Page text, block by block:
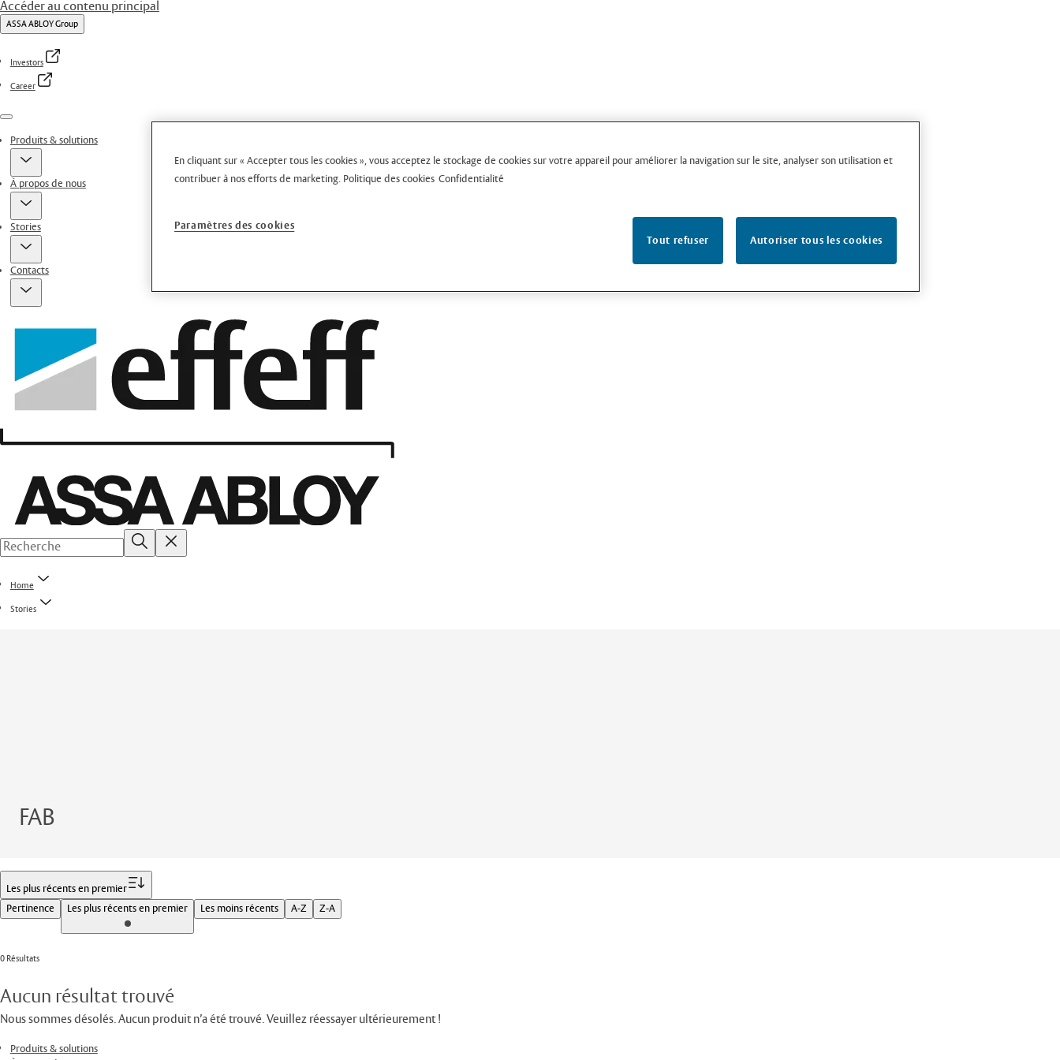
Accéder au contenu principal
ASSA ABLOY Group
Investors
Career
Menu
Produits & solutions
À propos de nous
Stories
Contacts
Home
Stories
FAB
Les plus récents en premier
Pertinence
Les plus récents en premier Les moins récents A-Z Z-A
0 Résultats
Aucun résultat trouvé
Nous sommes désolés. Aucun produit n’a été trouvé. Veuillez réessayer ultérieurement !
Produits & solutions
En cliquant sur « Accepter tous les cookies », vous acceptez le stockage de cookies sur votre appareil pour améliorer la navigation sur le site, analyser son utilisation et
contribuer à nos efforts de marketing. Politique des cookies Confidentialité
Paramètres des cookies
Tout refuser
Autoriser tous les cookies